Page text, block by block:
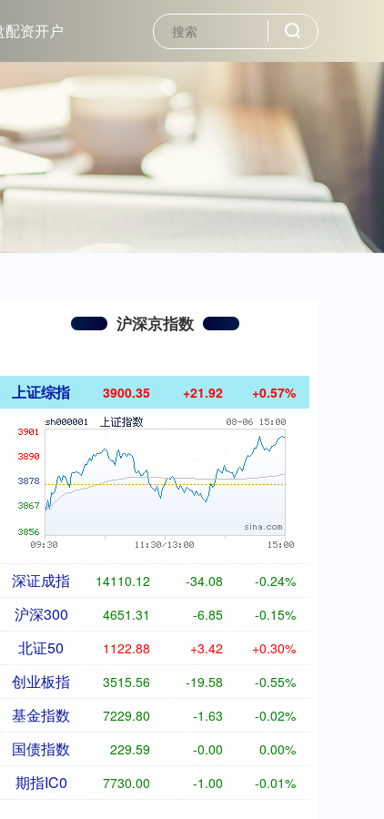
配资开户
沪深京指数
上证综指 3900.35 +21.92 +0.57%
深证成指 14110.12 -34.08 -0.24%
沪深300 4651.31 -6.85 -0.15%
北证50 1122.88 +3.42 +0.30%
创业板指 3515.56 -19.58 -0.55%
基金指数 7229.80 -1.63 -0.02%
国债指数 229.59 -0.00 0.00%
期指IC0 7730.00 -1.00 -0.01%